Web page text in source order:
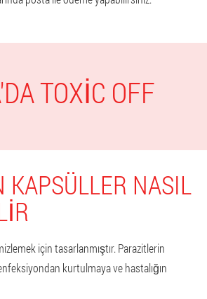
TOXIC OFF
KAPSÜLLER NASIL
için tasarlanmıştır. Parazitlerin
kurtulmaya ve hastalığın